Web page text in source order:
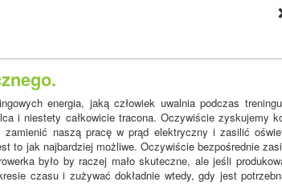
energia, jaką człowiek uwalnia podczas
i niestety całkowicie tracona. Oczywiście zyskujemy
naszą pracę w prąd elektryczny i zasilić
to jak najbardziej możliwe. Oczywiście bezpośrednie
było by raczej mało skuteczne, ale jeśli
czasu i zużywać dokładnie wtedy, gdy jest